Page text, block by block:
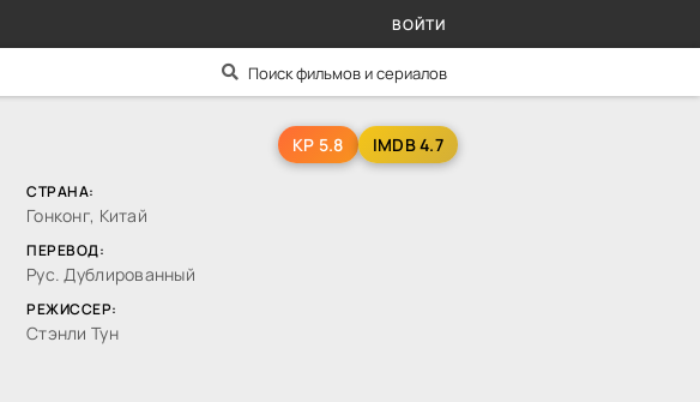
ВОЙТИ
KP 5.8 IMDB 4.7
СТРАНА:
Гонконг, Китай
ПЕРЕВОД:
Рус. Дублированный
РЕЖИССЕР:
Стэнли Тун